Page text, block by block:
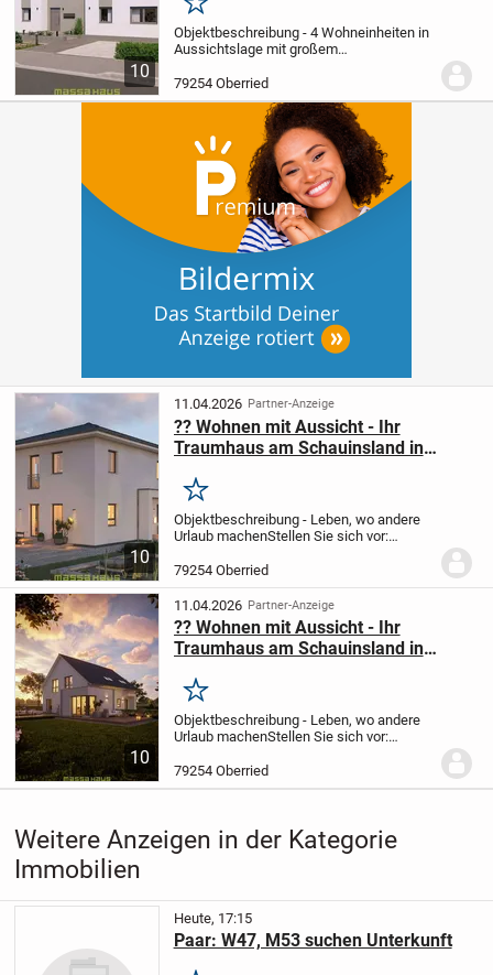
10
Merken
Objektbeschreibung - 4 Wohneinheiten in
Aussichtslage mit großem
projektiertes Baugrundstück mit geplanter
Bebauung durch massa haus in
exzellenter Hanglage von...
79254 Oberried
10
11.04.2026 Partner-Anzeige
?? Wohnen mit Aussicht - Ihr
Traumhaus am Schauinsland in
Merken
Objektbeschreibung - Leben, wo andere
Urlaub machenStellen Sie sich vor:
Baumwipfel. Frühstück auf der Terrasse
mit Sonne im Gesicht. Und abends die
Ruhe genießen,...
79254 Oberried
10
11.04.2026 Partner-Anzeige
?? Wohnen mit Aussicht - Ihr
Traumhaus am Schauinsland in
Merken
Objektbeschreibung - Leben, wo andere
Urlaub machenStellen Sie sich vor:
Baumwipfel. Frühstück auf der Terrasse
mit Sonne im Gesicht. Und abends die
79254 Oberried
Weitere Anzeigen in der Kategorie
Immobilien
Heute, 17:15
Paar: W47, M53 suchen Unterkunft